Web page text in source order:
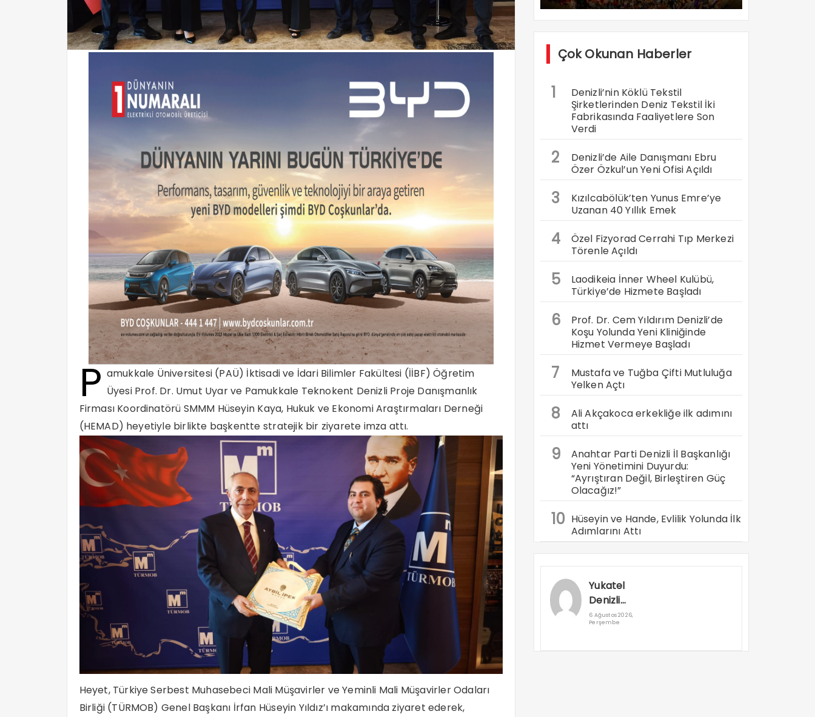
P amukkale Üniversitesi (PAÜ) İktisadi ve İdari Bilimler Fakültesi (İİBF) Öğretim
Üyesi Prof. Dr. Umut Uyar ve Pamukkale Teknokent Denizli Proje Danışmanlık
Firması Koordinatörü SMMM Hüseyin Kaya, Hukuk ve Ekonomi Araştırmaları Derneği
(HEMAD) heyetiyle birlikte başkentte stratejik bir ziyarete imza attı.
Heyet, Türkiye Serbest Muhasebeci Mali Müşavirler ve Yeminli Mali Müşavirler Odaları
Birliği (TÜRMOB) Genel Başkanı İrfan Hüseyin Yıldız’ı makamında ziyaret ederek,
Çok Okunan Haberler
1
Denizli’nin Köklü Tekstil
Şirketlerinden Deniz Tekstil İki
Fabrikasında Faaliyetlere Son
Verdi
2
Denizli’de Aile Danışmanı Ebru
Özer Özkul’un Yeni Ofisi Açıldı
3
Kızılcabölük’ten Yunus Emre’ye
Uzanan 40 Yıllık Emek
4
Özel Fizyorad Cerrahi Tıp Merkezi
Törenle Açıldı
5
Laodikeia İnner Wheel Kulübü,
Türkiye’de Hizmete Başladı
6
Prof. Dr. Cem Yıldırım Denizli’de
Koşu Yolunda Yeni Kliniğinde
Hizmet Vermeye Başladı
7
Mustafa ve Tuğba Çifti Mutluluğa
Yelken Açtı
8
Ali Akçakoca erkekliğe ilk adımını
attı
9
Anahtar Parti Denizli İl Başkanlığı
Yeni Yönetimini Duyurdu:
“Ayrıştıran Değil, Birleştiren Güç
Olacağız!”
10 Hüseyin ve Hande, Evlilik Yolunda İlk
Adımlarını Attı
Yukatel
Denizli
Basket’in
Süper Lig
6 Ağustos 2026,
Perşembe